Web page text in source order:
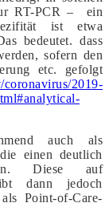
RT-PCR – ein
ist etwa
bedeutet. dass
sofern den
etc. gefolgt
2019-
auch als
einen deutlich
Diese auf
dann jedoch
Point-of-Care-